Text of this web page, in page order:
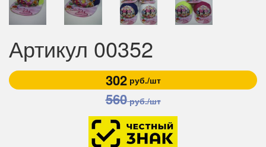
Артикул 00352
302руб./шт
560руб./шт